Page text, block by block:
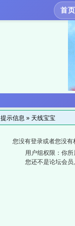
首页
提示信息 » 天线宝宝
您没有登录或者您没
用户组权限：你
您还不是论坛会